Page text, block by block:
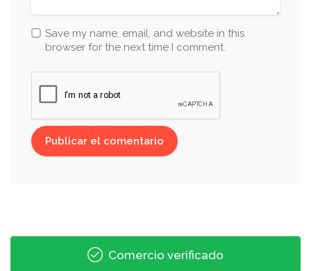
Save my name, email, and website in this
browser for the next time I comment.
Comercio verificado